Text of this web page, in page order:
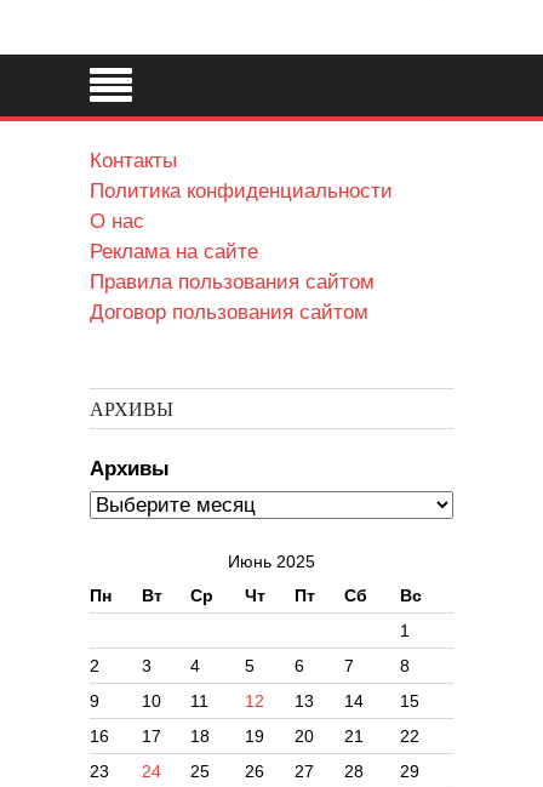
Контакты
Политика конфиденциальности
О нас
Реклама на сайте
Правила пользования сайтом
Договор пользования сайтом
АРХИВЫ
Архивы
Июнь 2025
Пн
Вт Ср Чт Пт Сб Вс
1
2
3 4 5 6 7
8
9
10 11 12 13 14
15
16
17 18 19 20 21
22
23
24 25 26 27 28
29